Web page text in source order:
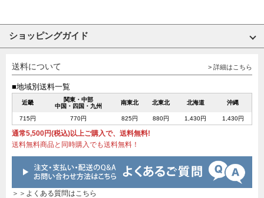
ショッピングガイド
送料について > 詳細はこちら
■地域別送料一覧
近畿
関東・中部
中国・四国・九州
南東北 北東北 北海道 沖縄
715円 770円 825円 880円 1,430円 1,430円
通常5,500円(税込)以上ご購入で、送料無料!
送料無料商品と同時購入でも送料無料！
＞＞よくある質問はこちら